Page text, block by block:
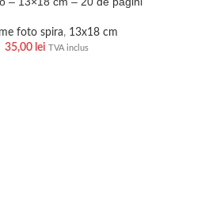
foto spira, 13x18 cm
35,00 lei TVA inclus